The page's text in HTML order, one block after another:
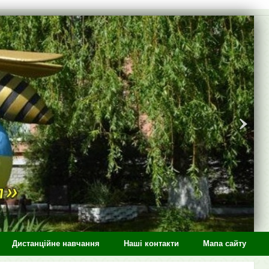
Дистанційне навчання Наші контакти Мапа сайту